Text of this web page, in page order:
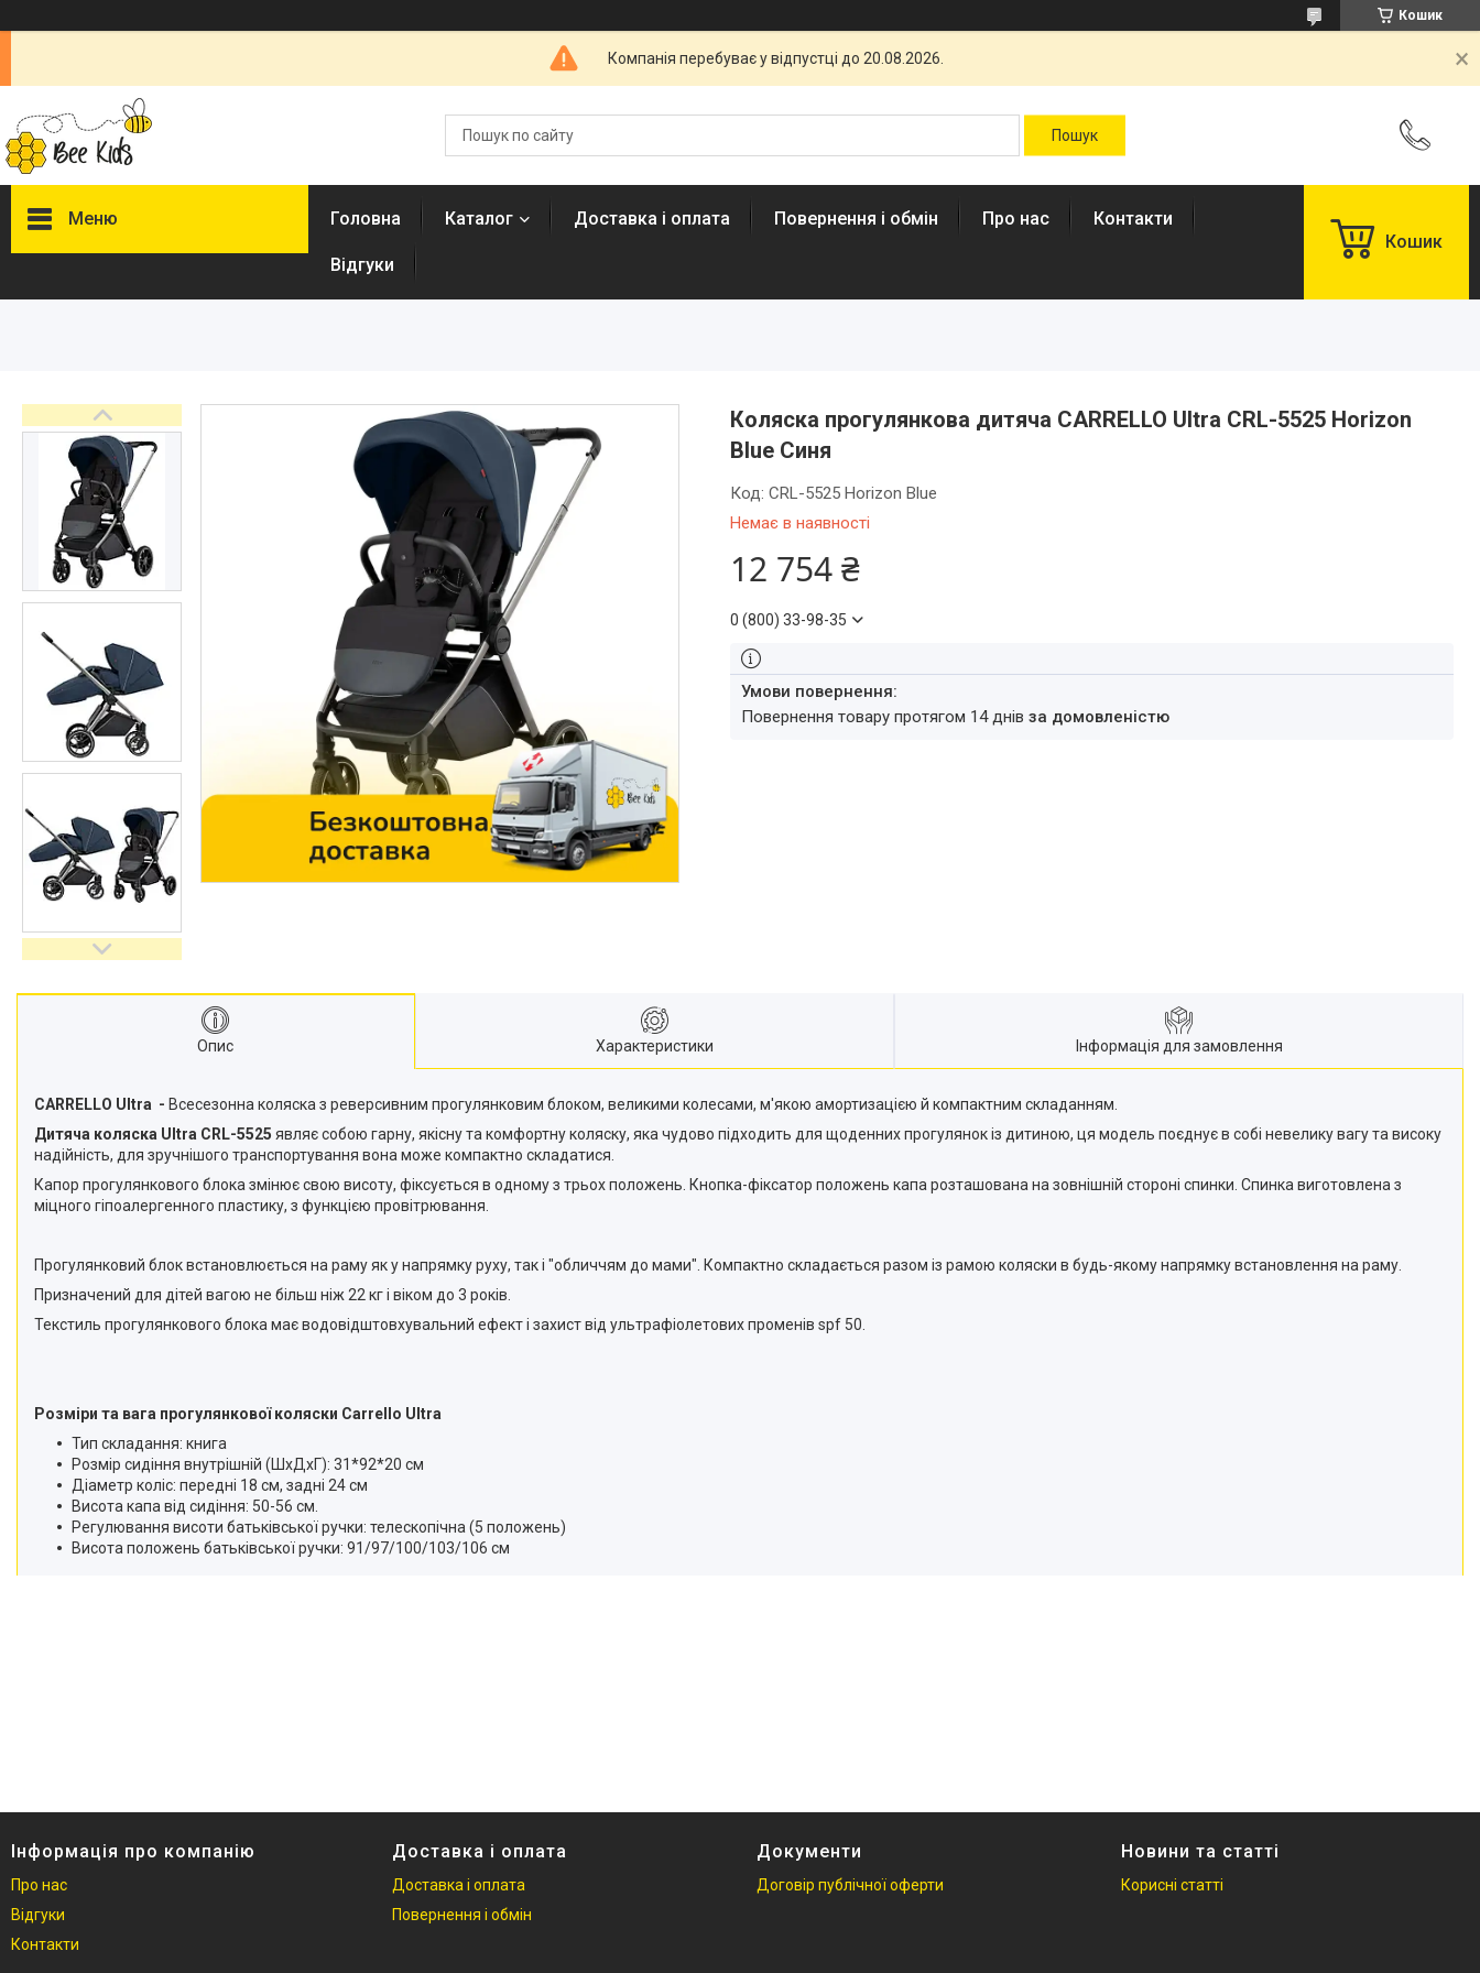
Кошик
Компанія перебуває у відпустці до 20.08.2026.
Меню
Документи
Відгуки
Контакти
Головна Каталог Доставка і оплата Повернення і обмін Про нас Контакти
Відгуки
Кошик
Коляска прогулянкова дитяча CARRELLO Ultra CRL-5525 Horizon
Blue Синя
Немає в наявності
Код: CRL-5525 Horizon Blue
12 754 ₴
0 (800) 33-98-35
повернення товару протягом 14 днів за домовленістю
Опис Характеристики Інформація для замовлення
CARRELLO Ultra - Всесезонна коляска з реверсивним прогулянковим блоком, великими колесами, м'якою амортизацією й компактним складанням.
Дитяча коляска Ultra CRL-5525 являє собою гарну, якісну та комфортну коляску, яка чудово підходить для щоденних прогулянок із дитиною, ця модель поєднує в собі невелику вагу та високу
надійність, для зручнішого транспортування вона може компактно складатися.
Капор прогулянкового блока змінює свою висоту, фіксується в одному з трьох положень. Кнопка-фіксатор положень капа розташована на зовнішній стороні спинки. Спинка виготовлена з
міцного гіпоалергенного пластику, з функцією провітрювання.
Прогулянковий блок встановлюється на раму як у напрямку руху, так і "обличчям до мами". Компактно складається разом із рамою коляски в будь-якому напрямку встановлення на раму.
Призначений для дітей вагою не більш ніж 22 кг і віком до 3 років.
Текстиль прогулянкового блока має водовідштовхувальний ефект і захист від ультрафіолетових променів spf 50.
Розміри та вага прогулянкової коляски Carrello Ultra
Тип складання: книга
Розмір сидіння внутрішній (ШхДхГ): 31*92*20 см
Діаметр коліс: передні 18 см, задні 24 см
Висота капа від сидіння: 50-56 см.
Регулювання висоти батьківської ручки: телескопічна (5 положень)
Висота положень батьківської ручки: 91/97/100/103/106 см
Інформація про компанію
Про нас
Відгуки
Контакти
Доставка і оплата
Доставка і оплата
Повернення і обмін
Документи
Договір публічної оферти
Новини та статті
Корисні статті